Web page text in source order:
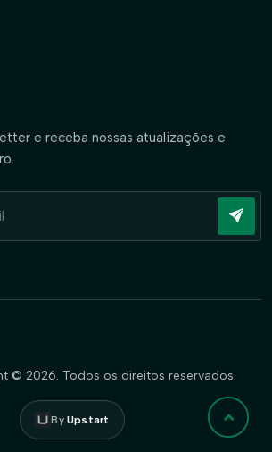
e receba nossas atualizações e
© 2026. Todos os direitos reservados.
ByUpstart